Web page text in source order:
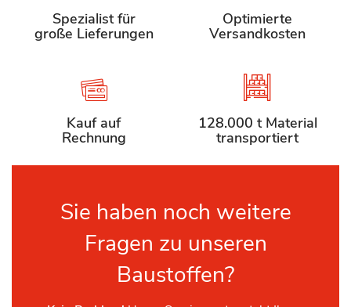
Spezialist für
große Lieferungen
Optimierte
Versandkosten
Kauf auf
Rechnung
128.000 t Material
transportiert
Sie haben noch weitere
Fragen zu unseren
Baustoffen?